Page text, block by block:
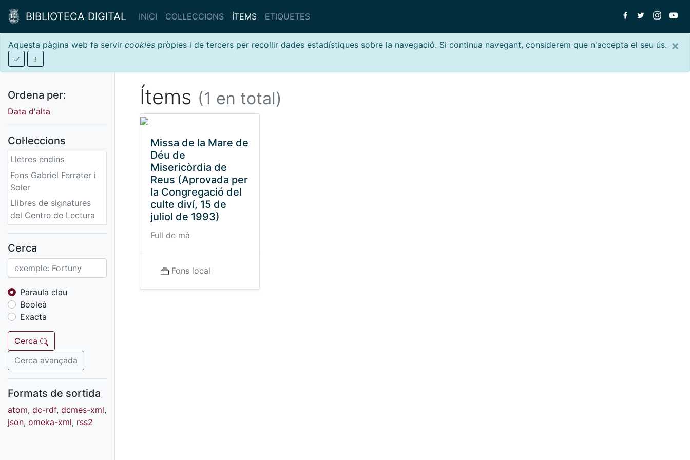
BIBLIOTECA DIGITAL INICI COL·LECCIONS ÍTEMS ETIQUETES
×
Aquesta pàgina web fa servir cookies pròpies i de tercers per recollir dades estadístiques sobre la navegació. Si continua navegant, considerem que n'accepta el seu ús.
Ordena per:
Data d'alta
Col·leccions
Lletres endins
Fons Gabriel Ferrater i
Soler
Llibres de signatures
del Centre de Lectura
Fons sonor de Ràdio
Reus
Cartells
Fons audiovisual
Fons local
Fons sonor
Goigs
Fons fotogràfic
Fons d'art
Cerca
Paraula clau
Booleà
Exacta
Cerca
Cerca avançada
Formats de sortida
atom, dc-rdf, dcmes-xml,
json, omeka-xml, rss2
Ítems (1 en total)
Missa de la Mare de
Déu de
Misericòrdia de
Reus (Aprovada per
la Congregació del
culte diví, 15 de
juliol de 1993)
Full de mà
Fons local